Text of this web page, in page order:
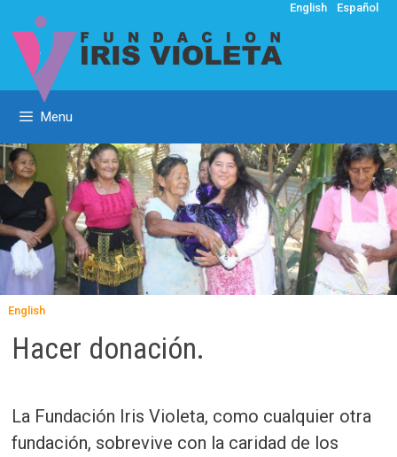
to
content
English Español
Menu
English
Hacer donación.
La Fundación Iris Violeta, como cualquier otra
fundación, sobrevive con la caridad de los